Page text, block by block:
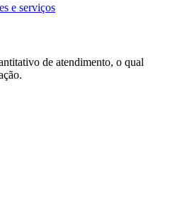
e serviços
de atendimento, o qual